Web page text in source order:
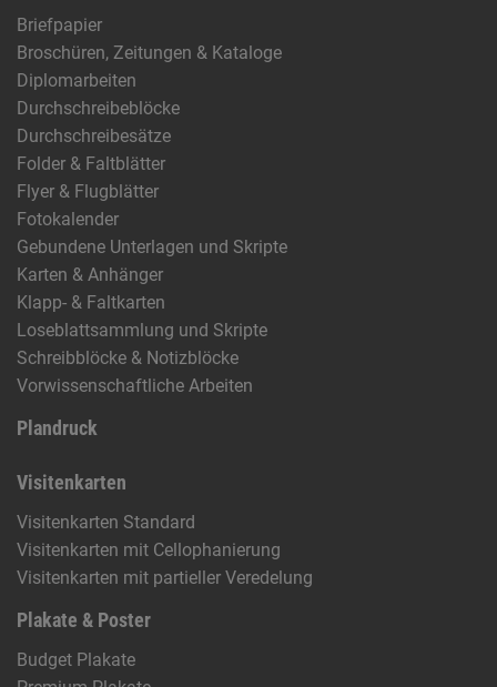
Briefpapier
Broschüren, Zeitungen & Kataloge
Diplomarbeiten
Durchschreibeblöcke
Durchschreibesätze
Folder & Faltblätter
Flyer & Flugblätter
Fotokalender
Gebundene Unterlagen und Skripte
Karten & Anhänger
Klapp- & Faltkarten
Loseblattsammlung und Skripte
Schreibblöcke & Notizblöcke
Vorwissenschaftliche Arbeiten
Plandruck
Visitenkarten
Visitenkarten Standard
Visitenkarten mit Cellophanierung
Visitenkarten mit partieller Veredelung
Plakate & Poster
Budget Plakate